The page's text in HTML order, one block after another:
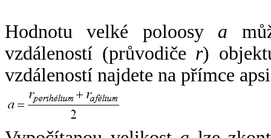
Hodnotu velké poloosy a
vzdáleností (průvodiče r)
vzdáleností najdete na přímce